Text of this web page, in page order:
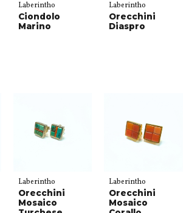
Laberintho
Ciondolo
Marino
Laberintho
Orecchini
Diaspro
Laberintho
Orecchini
Mosaico
Laberintho
Orecchini
Mosaico